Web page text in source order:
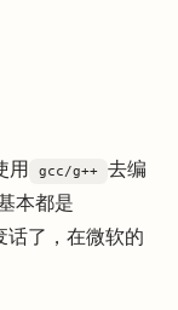
用 gcc/g++
去编
本都是
话了，在微软的